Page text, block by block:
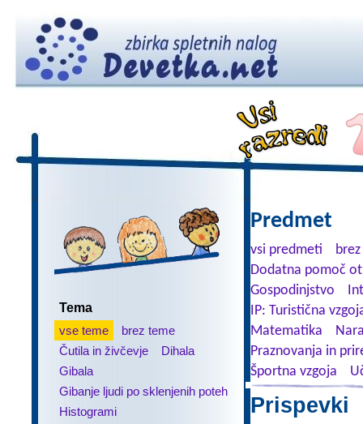
Tema
vse teme
brez teme
Čutila in živčevje
Dihala
Gibala
Gibanje ljudi po sklenjenih poteh
Histogrami
Predmet
vsi predmeti
Dodatna pomoč
Gospodinjstvo
IP: Turistična
Matematika
Praznovanja in
Športna vzgoja
Prispevki